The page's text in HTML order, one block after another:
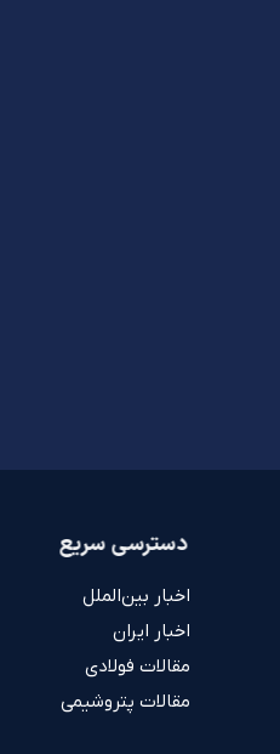
دسترسی سریع
اخبار بین‌الملل
اخبار ایران
مقالات فولادی
مقالات پتروشیمی